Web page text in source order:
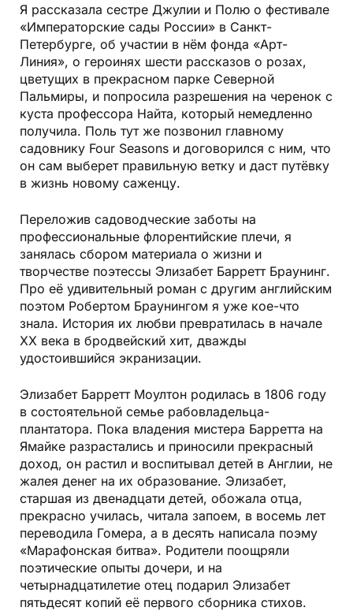
Я рассказала сестре Джулии и Полю о фестивале
«Императорские сады России» в Санкт-
Петербурге, об участии в нём фонда «Арт-
Линия», о героинях шести рассказов о розах,
цветущих в прекрасном парке Северной
Пальмиры, и попросила разрешения на черенок с
куста профессора Найта, который немедленно
получила. Поль тут же позвонил главному
садовнику Four Seasons и договорился с ним, что
он сам выберет правильную ветку и даст путёвку
в жизнь новому саженцу.
Переложив садоводческие заботы на
профессиональные флорентийские плечи, я
занялась сбором материала о жизни и
творчестве поэтессы Элизабет Барретт Браунинг.
Про её удивительный роман с другим английским
поэтом Робертом Браунингом я уже кое-что
знала. История их любви превратилась в начале
XX века в бродвейский хит, дважды
удостоившийся экранизации.
Элизабет Барретт Моултон родилась в 1806 году
в состоятельной семье рабовладельца-
плантатора. Пока владения мистера Барретта на
Ямайке разрастались и приносили прекрасный
доход, он растил и воспитывал детей в Англии, не
жалея денег на их образование. Элизабет,
старшая из двенадцати детей, обожала отца,
прекрасно училась, читала запоем, в восемь лет
переводила Гомера, а в десять написала поэму
«Марафонская битва». Родители поощряли
поэтические опыты дочери, и на
четырнадцатилетие отец подарил Элизабет
пятьдесят копий её первого сборника стихов.